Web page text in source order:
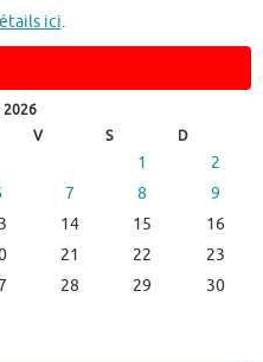
ici.
2026
V S D
1
2
7 8
9
14 15
16
21 22
23
28 29
30